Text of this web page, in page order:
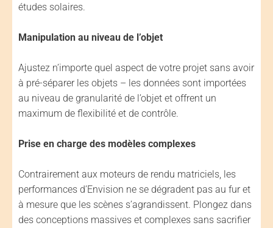
études solaires.
Manipulation au niveau de l’objet
Ajustez n’importe quel aspect de votre projet sans avoir
à pré-séparer les objets – les données sont importées
au niveau de granularité de l’objet et offrent un
maximum de flexibilité et de contrôle.
Prise en charge des modèles complexes
Contrairement aux moteurs de rendu matriciels, les
performances d’Envision ne se dégradent pas au fur et
à mesure que les scènes s’agrandissent. Plongez dans
des conceptions massives et complexes sans sacrifier